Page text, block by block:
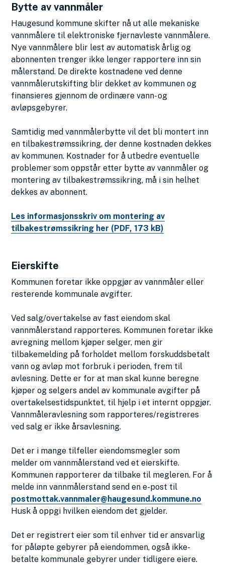
Bytte av vannmåler
Haugesund kommune skifter nå ut alle mekaniske
vannmålere til elektroniske fjernavleste vannmålere.
Nye vannmålere blir lest av automatisk årlig og
abonnenten trenger ikke lenger rapportere inn sin
målerstand. De direkte kostnadene ved denne
vannmålerutskifting blir dekket av kommunen og
finansieres gjennom de ordinære vann- og
avløpsgebyrer.
Samtidig med vannmålerbytte vil det bli montert inn
en tilbakestrømssikring, der denne kostnaden dekkes
av kommunen. Kostnader for å utbedre eventuelle
problemer som oppstår etter bytte av vannmåler og
montering av tilbakestrømssikring, må i sin helhet
dekkes av abonnent.
Les informasjonsskriv om montering av
tilbakestrømssikring her (PDF, 173 kB)
Eierskifte
Kommunen foretar ikke oppgjør av vannmåler eller
resterende kommunale avgifter.
Ved salg/overtakelse av fast eiendom skal
vannmålerstand rapporteres. Kommunen foretar ikke
avregning mellom kjøper selger, men gir
tilbakemelding på forholdet mellom forskuddsbetalt
vann og avløp mot forbruk i perioden, frem til
avlesning. Dette er for at man skal kunne beregne
kjøper og selgers andel av kommunale avgifter på
overtakelsestidspunktet, til hjelp i et internt oppgjør.
Vannmåleravlesning som rapporteres/registreres
ved salg er ikke årsavlesning.
Det er i mange tilfeller eiendomsmegler som
melder om vannmålerstand ved et eierskifte.
Kommunen rapporterer da tilbake til megleren. For å
melde inn vannmålerstand send en e-post til
postmottak.vannmaler@haugesund.kommune.no
Husk å oppgi hvilken eiendom det gjelder.
Det er registrert eier som til enhver tid er ansvarlig
for påløpte gebyrer på eiendommen, også ikke-
betalte kommunale gebyrer under tidligere eiere.